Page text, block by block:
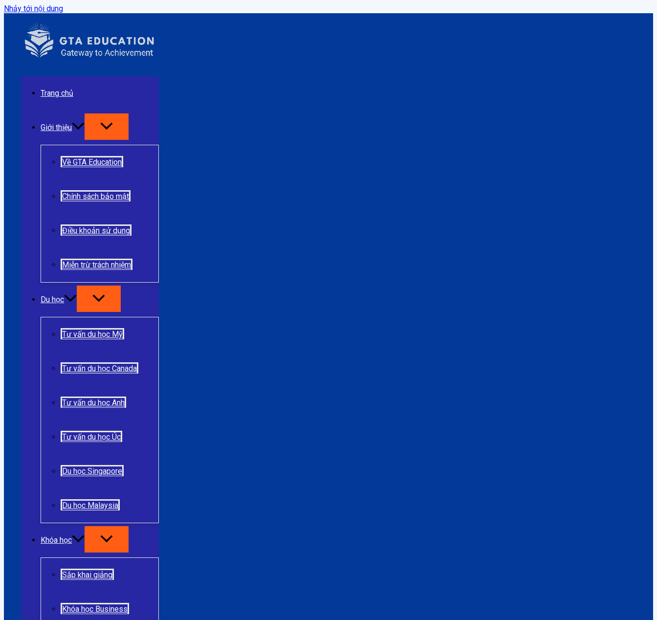
Nhảy tới nội dung
Trang chủ
Giới thiệu
Về GTA Education
Chính sách bảo mật
Điều khoản sử dụng
Miễn trừ trách nhiệm
Du học
Tư vấn du học Mỹ
Tư vấn du học Canada
Tư vấn du học Anh
Tư vấn du học Úc
Du học Singapore
Du học Malaysia
Khóa học
Sắp khai giảng
Khóa học Business